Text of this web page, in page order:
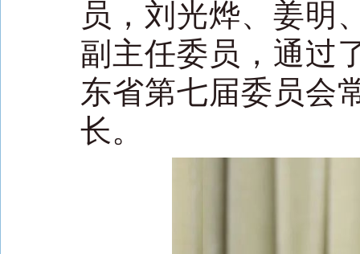
员，刘光烨、姜明
副主任委员，通过
东省第七届委员会
长。